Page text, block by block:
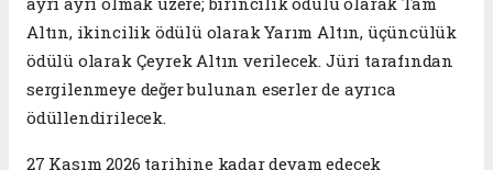
Altın, ikincilik ödülü olarak Yarım Altın, üçüncülük
ödülü olarak Çeyrek Altın verilecek. Jüri tarafından
sergilenmeye değer bulunan eserler de ayrıca
ödüllendirilecek.
27 Kasım 2026 tarihine kadar devam edecek